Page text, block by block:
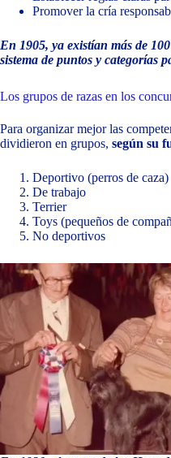
Promover la cría
En 1905, ya existían más de
sistema de puntos y categorías
Los grupos de razas en los
Para organizar mejor las
dividieron en grupos, según su
Deportivo (perros de caza)
De trabajo
Terrier
Toys (pequeños de
No deportivos